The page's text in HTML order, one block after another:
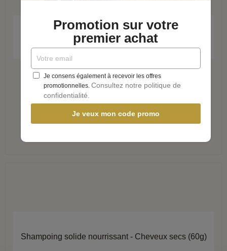
APERÇU RAPIDE
Savon au lait d'anesse solide et liquide
17,45 €16,58 € Économisez 5%
Shampoing solide nourrissant - Cheveux secs (60g)
Promotion sur votre
premier achat
Je consens également à recevoir les offres
promotionnelles. Consultez notre politique de
confidentialité.
Je veux mon code promo